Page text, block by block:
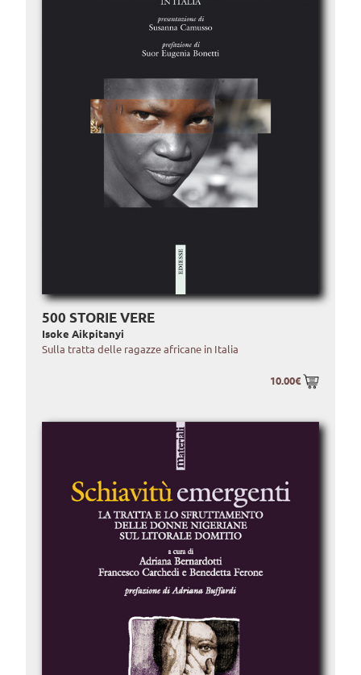
500 STORIE VERE
Isoke Aikpitanyi
Sulla tratta delle ragazze africane in Italia
10.00€